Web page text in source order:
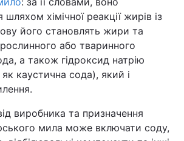
хімічної реакції жирів із
його становлять жири та
або тваринного
а також гідроксид натрію
каустична сода), який і
виробника та призначення
мила може включати соду,